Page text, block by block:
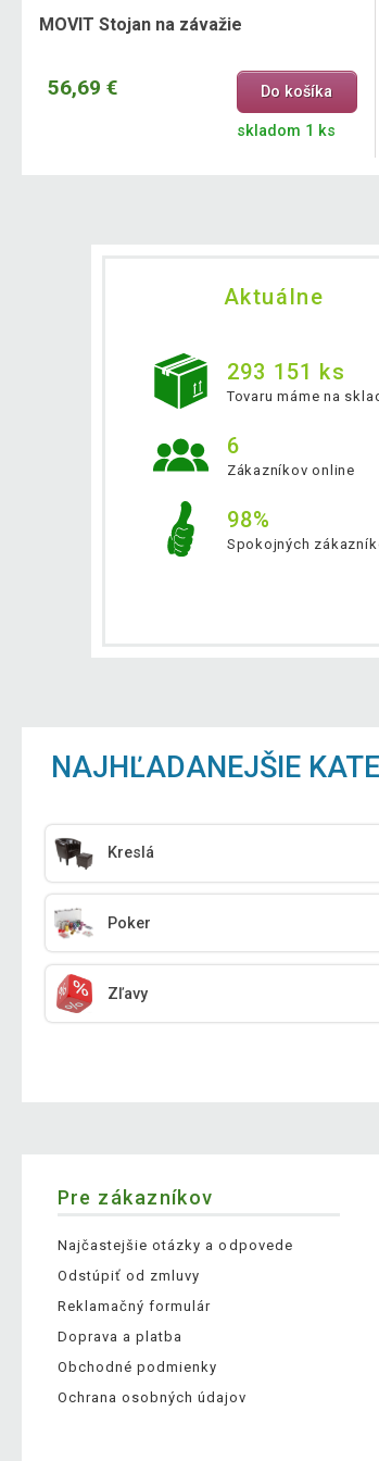
MOVIT Stojan na závažie
56,69 € Do košíka
skladom 1 ks
Aktuálne
293 151 ks
Tovaru máme na
6
Zákazníkov online
98%
Spokojných
NAJHĽADANEJŠIE
Kreslá
Poker
Zľavy
Pre zákazníkov
Najčastejšie otázky a odpovede
Odstúpiť od zmluvy
Reklamačný formulár
Doprava a platba
Obchodné podmienky
Ochrana osobných údajov